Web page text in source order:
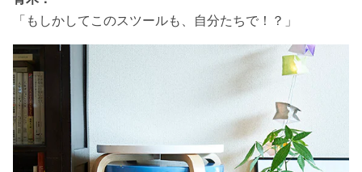
「もしかしてこのスツールも、自分たちで！？」